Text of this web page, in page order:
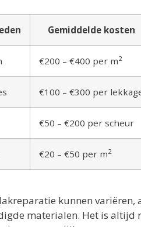
Gemiddelde kosten
€200 – €400 per m2
€100 – €300 per
€50 – €200 per scheur
€20 – €50 per m2
kunnen
materialen. Het is